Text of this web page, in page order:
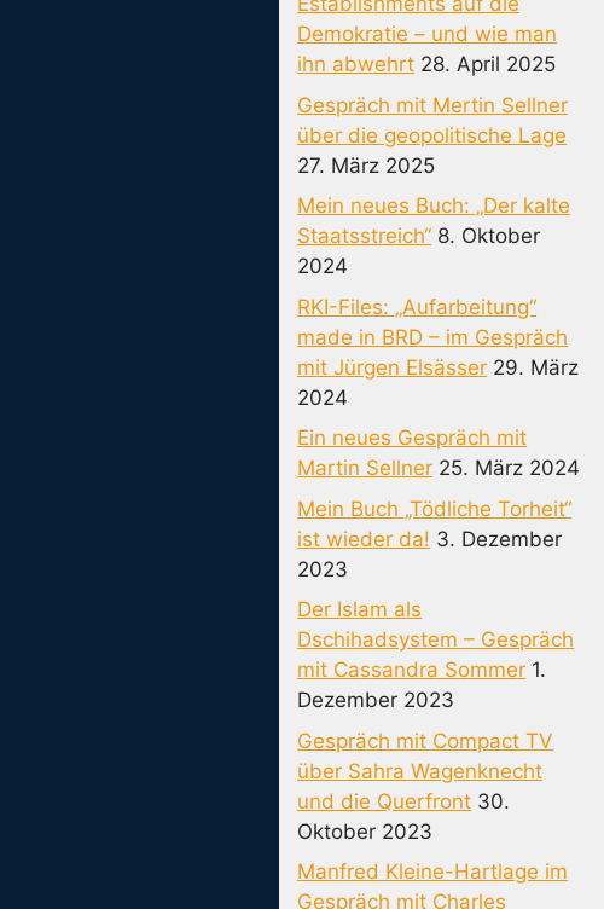
Demokratie – und wie man
ihn abwehrt 28. April 2025
Gespräch mit Mertin Sellner
über die geopolitische Lage
27. März 2025
Mein neues Buch: „Der kalte
Staatsstreich“ 8. Oktober
2024
RKI-Files: „Aufarbeitung“
made in BRD – im Gespräch
mit Jürgen Elsässer 29. März
2024
Ein neues Gespräch mit
Martin Sellner 25. März 2024
Mein Buch „Tödliche Torheit“
ist wieder da! 3. Dezember
2023
Der Islam als
Dschihadsystem – Gespräch
mit Cassandra Sommer 1.
Dezember 2023
Gespräch mit Compact TV
über Sahra Wagenknecht
und die Querfront 30.
Oktober 2023
Manfred Kleine-Hartlage im
Gespräch mit Charles